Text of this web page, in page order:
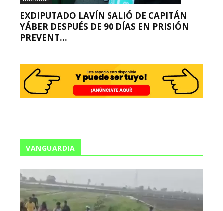
EXDIPUTADO LAVÍN SALIÓ DE CAPITÁN
YÁBER DESPUÉS DE 90 DÍAS EN PRISIÓN
PREVENT...
VANGUARDIA